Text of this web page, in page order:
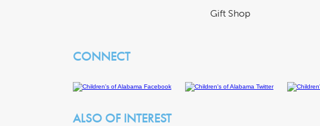
Gift Shop
CONNECT
ALSO OF INTEREST